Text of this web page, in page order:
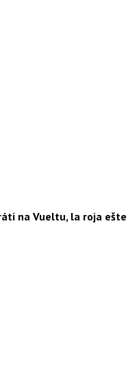
na Vueltu, la roja ešte